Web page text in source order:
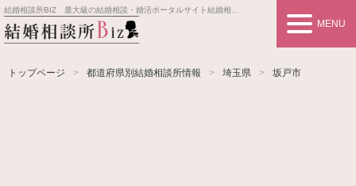
結婚相談所BIZ 最大級の結婚相談・婚活ポータルサイト結婚相談所事業者情報や婚活お見合いの悩み、対策を紹介します。
MENU
トップページ 都道府県別結婚相談所情報 埼玉県 坂戸市